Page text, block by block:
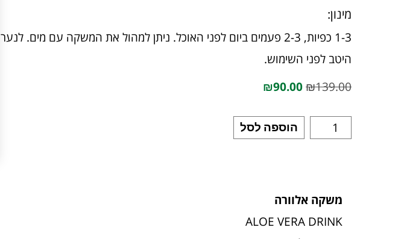
מינון:
1-3 כפיות, 2-3 פעמים ביום לפני האוכל. ניתן למהול את המשקה עם מים. לנער
היטב לפני השימוש.
₪139.00
₪90.00
הוספה לסל
משקה אלוורה
ALOE VERA DRINK